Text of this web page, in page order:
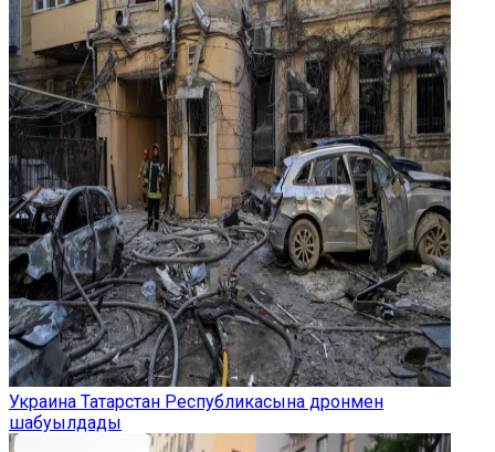
Украина Татарстан Республикасына дронмен
шабуылдады